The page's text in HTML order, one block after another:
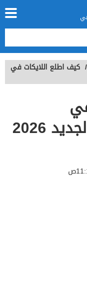
/ كيف اطلع اللايكات في
2026